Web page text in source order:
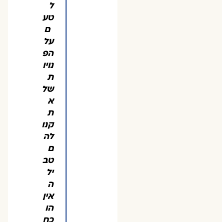
ל
טע
ם
על
הפ
נויו
ת
של
א
ת
קנו
לה
ם
טב
יל
ה
אין
הו